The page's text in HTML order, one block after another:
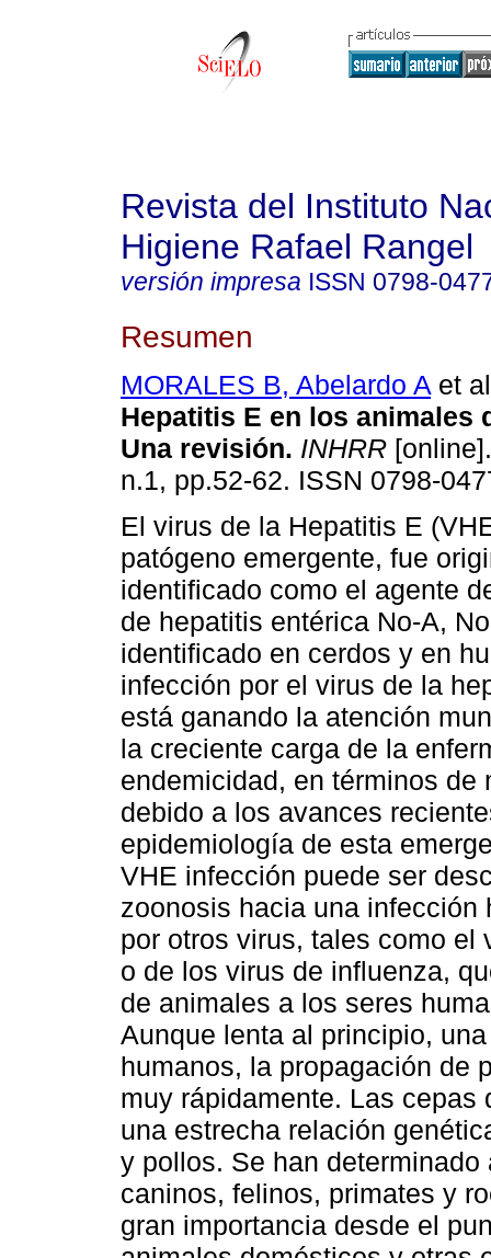
Revista del Instituto
Higiene Rafael Rangel
versión impresa ISSN 0798-
Resumen
MORALES B, Abelardo A et
Hepatitis E en los animales
Una revisión. INHRR
n.1, pp.52-62. ISSN 0798-
El virus de la Hepatitis E
patógeno emergente, fue
identificado como el agente
de hepatitis entérica No-A,
identificado en cerdos y en
infección por el virus de la
está ganando la atención
la creciente carga de la
endemicidad, en términos
debido a los avances
epidemiología de esta
VHE infección puede ser
zoonosis hacia una infección
por otros virus, tales como el
o de los virus de influenza,
de animales a los seres
Aunque lenta al principio,
humanos, la propagación de
muy rápidamente. Las
una estrecha relación
y pollos. Se han
caninos, felinos, primates y
gran importancia desde el